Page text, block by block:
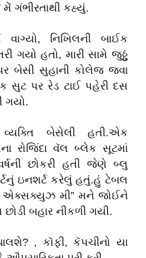
ગંભીરતાથી કહ્યું.
વાગ્યો, નિખિલની બાઈક
ગયો હતો, મારી સામે જુઠ્ઠું
બેસી સુહાની કોલેજ જવા
સુટ પર રેડ ટાઈ પહેરી દસ
ગયો.
બેસેલી હતી.એક
રોજિંદા વૅલ બ્લેક સૂટમાં
છોકરી હતી જેણે બ્લુ
ઇનશર્ટ કરેલું હતું.હું ટેબલ
એક્સક્યુઝ મી” મને જોઈને
બહાર નીકળી ગયી.
, કૉફી, કૅપચીનો યા